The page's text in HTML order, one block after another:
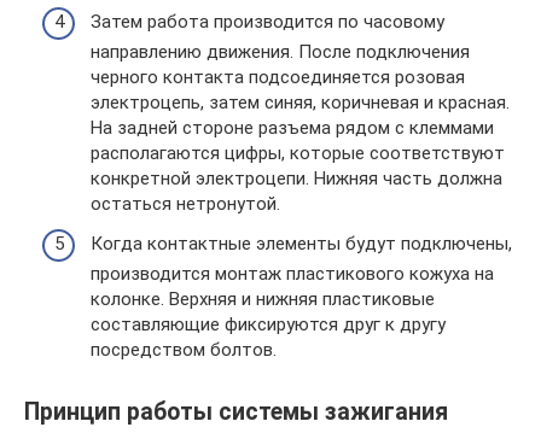
Затем работа производится по часовому
направлению движения. После подключения
черного контакта подсоединяется розовая
электроцепь, затем синяя, коричневая и красная.
На задней стороне разъема рядом с клеммами
располагаются цифры, которые соответствуют
конкретной электроцепи. Нижняя часть должна
остаться нетронутой.
Когда контактные элементы будут подключены,
производится монтаж пластикового кожуха на
колонке. Верхняя и нижняя пластиковые
составляющие фиксируются друг к другу
посредством болтов.
Принцип работы системы зажигания